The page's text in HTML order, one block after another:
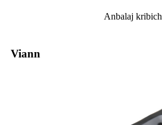
Anbalaj kribich
Viann